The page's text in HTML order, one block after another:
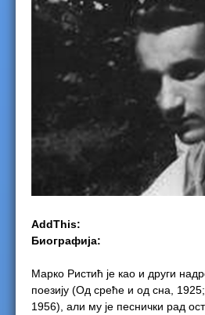
AddThis:
Биографија:
Марко Ристић је као и други
поезију (Од среће и од сна,
1956), али му је песнички рад